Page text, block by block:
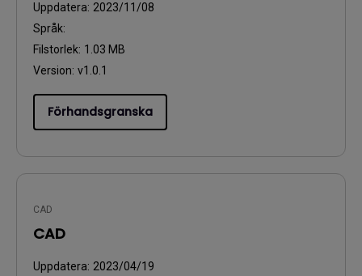
Uppdatera: 2023/11/08
Språk:
Filstorlek: 1.03 MB
Version: v1.0.1
Förhandsgranska
CAD
CAD
Uppdatera: 2023/04/19